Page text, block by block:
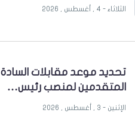
الثلاثاء - 4 , أغسطس , 2026
تحديد موعد مقابلات السادة
المتقدمين لمنصب رئيس…
الإثنين - 3 , أغسطس , 2026